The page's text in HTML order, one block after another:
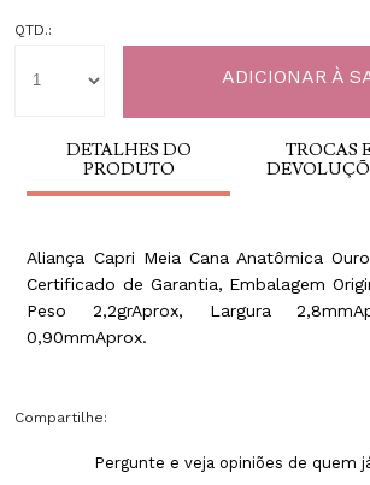
QTD.:
DETALHES DO
PRODUTO
TROCAS
Aliança Capri Meia Cana Anatômica
Certificado de Garantia, Embalagem
Peso 2,2grAprox, Largura
0,90mmAprox.
Compartilhe:
Pergunte e veja opiniões de quem